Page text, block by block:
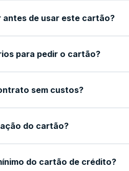
de usar este cartão?
para pedir o cartão?
sem custos?
do cartão?
do cartão de crédito?